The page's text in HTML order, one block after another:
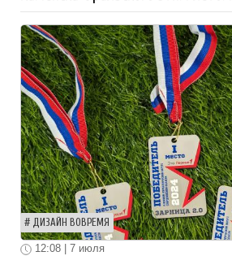
ДИЗАЙН ВОВРЕМЯ
12:08 | 7 июля